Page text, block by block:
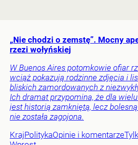
„Nie chodzi o zemstę”. Mocny
rzezi wołyńskiej
W Buenos Aires potomkowie ofiar
wciąż pokazują rodzinne zdjęcia i
bliskich zamordowanych z
Ich dramat przypomina, że dla wielu
jest historią zamkniętą, lecz
nie została zagojona.
KrajPolitykaOpinie i komentarze